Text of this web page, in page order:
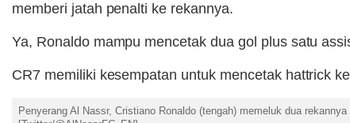
memberi jatah penalti ke rekannya.
Ya, Ronaldo mampu mencetak dua gol plus satu
CR7 memiliki kesempatan untuk mencetak hattrick
Penyerang Al Nassr, Cristiano Ronaldo (tengah) memeluk dua